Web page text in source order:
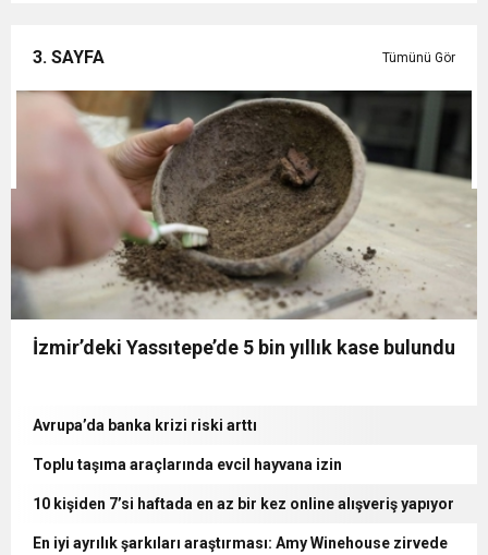
3. SAYFA Tümünü Gör
İzmir’deki Yassıtepe’de 5 bin yıllık kase bulundu
Avrupa’da banka krizi riski arttı
Toplu taşıma araçlarında evcil hayvana izin
10 kişiden 7’si haftada en az bir kez online alışveriş yapıyor
En iyi ayrılık şarkıları araştırması: Amy Winehouse zirvede